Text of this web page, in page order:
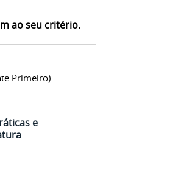
ao seu critério.
Primeiro)
e